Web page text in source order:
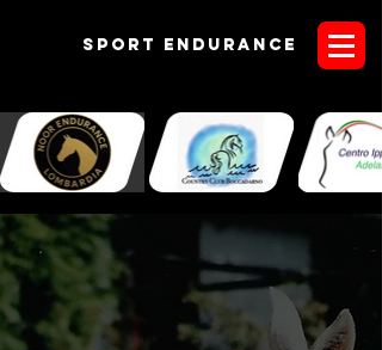
Sport endurANCE